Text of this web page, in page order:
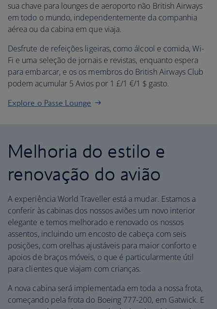
sua chave para lounges de aeroporto não British Airways
em todo o mundo, independentemente da companhia
aérea ou da cabina em que viaja.
Desfrute de refeições ligeiras, como álcool e comida, Wi-
Fi e uma seleção de jornais e revistas, enquanto espera
para embarcar, e os os membros do British Airways Club
podem acumular 5 Avios por 1 £/1 €/1 $ gasto.
Explore o Passe Lounge
Melhoria do estilo e
renovação do avião
A experiência World Traveller está a mudar. Estamos a
conferir às cabinas dos nossos aviões um novo interior
elegante e temos melhorado e renovado os nossos
assentos, incluindo um encosto de cabeça com seis
posições, com orelhas ajustáveis para maior conforto e
apoios de braços móveis, o que é particularmente útil
para clientes que viajam com crianças.
A nova cabina será implementada em toda a nossa frota,
começando pela frota do Boeing 777-200, em Gatwick. E